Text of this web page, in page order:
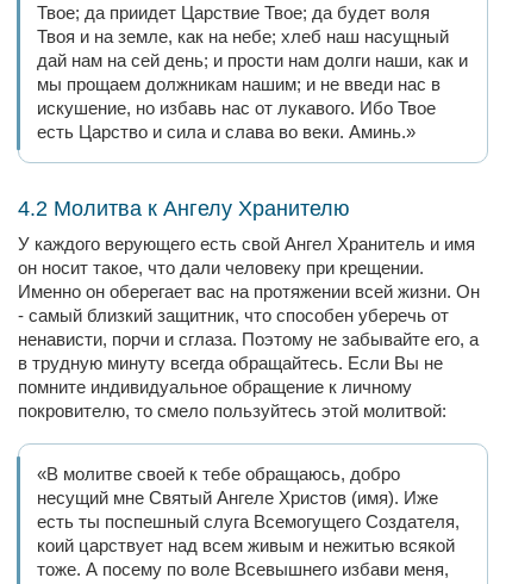
Твое; да приидет Царствие Твое; да будет воля
Твоя и на земле, как на небе; хлеб наш насущный
дай нам на сей день; и прости нам долги наши, как и
мы прощаем должникам нашим; и не введи нас в
искушение, но избавь нас от лукавого. Ибо Твое
есть Царство и сила и слава во веки. Аминь.»
4.2 Молитва к Ангелу Хранителю
У каждого верующего есть свой Ангел Хранитель и имя
он носит такое, что дали человеку при крещении.
Именно он оберегает вас на протяжении всей жизни. Он
- самый близкий защитник, что способен уберечь от
ненависти, порчи и сглаза. Поэтому не забывайте его, а
в трудную минуту всегда обращайтесь. Если Вы не
помните индивидуальное обращение к личному
покровителю, то смело пользуйтесь этой молитвой:
«В молитве своей к тебе обращаюсь, добро
несущий мне Святый Ангеле Христов (имя). Иже
есть ты поспешный слуга Всемогущего Создателя,
коий царствует над всем живым и нежитью всякой
тоже. А посему по воле Всевышнего избави меня,